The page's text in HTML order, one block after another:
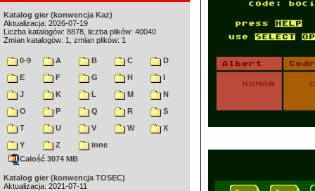
Katalog gier (konwencja Kaz)
Aktualizacja: 2026-07-19
Liczba katalogów: 8878, liczba plików: 40040
Zmian katalogów: 1, zmian plików: 1
0-9 A B C
D
E
F G H
I
J
K L M
N
O
P Q R
S
T
U V W
X
Y
Z
inne
Całość 3074 MB
Katalog gier (konwencja TOSEC)
Aktualizacja: 2021-07-11